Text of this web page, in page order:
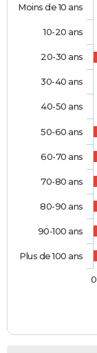
Moins de 10 ans
10-20 ans
20-30 ans
30-40 ans
40-50 ans
50-60 ans
60-70 ans
70-80 ans
80-90 ans
90-100 ans
Plus de 100 ans
0